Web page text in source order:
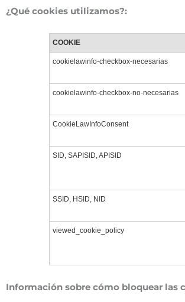
¿Qué cookies utilizamos?:
COOKIE
cookielawinfo-checkbox-necesarias
cookielawinfo-checkbox-no-necesarias
CookieLawInfoConsent
SID, SAPISID, APISID
SSID, HSID, NID
viewed_cookie_policy
Información sobre cómo bloquear las